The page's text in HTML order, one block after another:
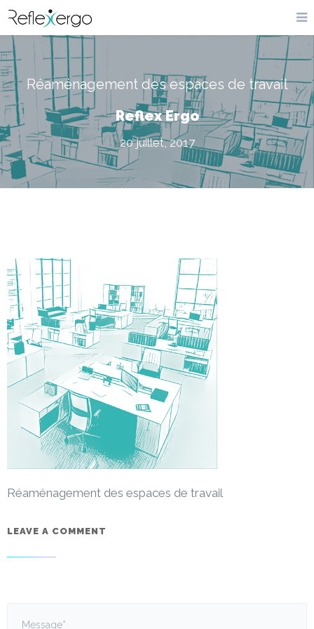
Réaménagement des espaces de travail
Reflex Ergo
20 juillet, 2017
Réaménagement des espaces de travail
LEAVE A COMMENT